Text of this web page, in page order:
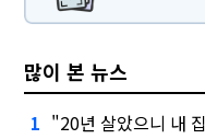
많이 본 뉴스
1 "20년 살았으니 내